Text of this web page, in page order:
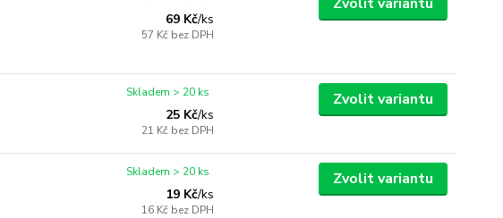
69 Kč/ks
57 Kč bez DPH
25 Kč/ks
21 Kč bez DPH
Skladem > 20 ks Zvolit variantu
19 Kč/ks
16 Kč bez DPH
Skladem > 20 ks Zvolit variantu